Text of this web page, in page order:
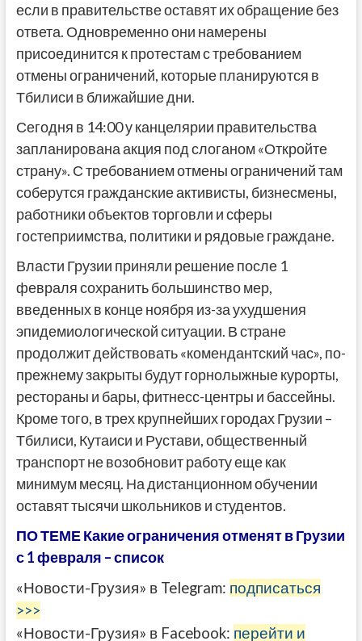
если в правительстве оставят их обращение без
ответа. Одновременно они намерены
присоединится к протестам с требованием
отмены ограничений, которые планируются в
Тбилиси в ближайшие дни.
Сегодня в 14:00 у канцелярии правительства
запланирована акция под слоганом «Откройте
страну». С требованием отмены ограничений там
соберутся гражданские активисты, бизнесмены,
работники объектов торговли и сферы
гостеприимства, политики и рядовые граждане.
Власти Грузии приняли решение после 1
февраля сохранить большинство мер,
введенных в конце ноября из-за ухудшения
эпидемиологической ситуации. В стране
продолжит действовать «комендантский час», по-
прежнему закрыты будут горнолыжные курорты,
рестораны и бары, фитнесс-центры и бассейны.
Кроме того, в трех крупнейших городах Грузии –
Тбилиси, Кутаиси и Рустави, общественный
транспорт не возобновит работу еще как
минимум месяц. На дистанционном обучении
оставят тысячи школьников и студентов.
ПО ТЕМЕ Какие ограничения отменят в Грузии
с 1 февраля – список
«Новости-Грузия» в Telegram: подписаться
>>>
«Новости-Грузия» в Facebook: перейти и